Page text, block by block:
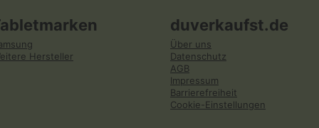
Hersteller
duverkaufst.de
Über uns
Datenschutz
AGB
Impressum
Barrierefreiheit
Cookie-Einstellungen
Angeklickte Links zu externen Domains
Benutzer-ID
Seitengeschwindigkeit
Anzahl der Benutzerbesuche